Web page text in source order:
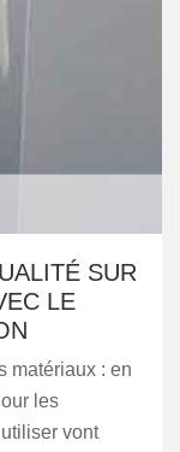
SUR
LE
matériaux : en
les
vont